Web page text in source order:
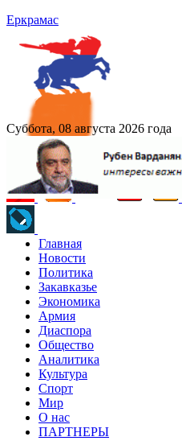
Еркрамас
Суббота, 08 августа 2026 года
Главная
Новости
Политика
Закавказье
Экономика
Армия
Диаспора
Общество
Аналитика
Культура
Спорт
Мир
О нас
ПАРТНЕРЫ